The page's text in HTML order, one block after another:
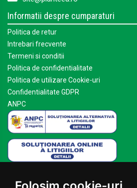
Informatii despre cumparaturi
Politica de retur
Intrebari frecvente
Termeni si conditii
Politica de confidentialitate
Politica de utilizare Cookie-uri
Confidentialitate GDPR
ANPC